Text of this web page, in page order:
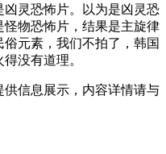
灵恐怖片。以为是凶灵恐
物恐怖片，结果是主旋律
元素，我们不拍了，韩国
没有道理。
供信息展示，内容详情请与